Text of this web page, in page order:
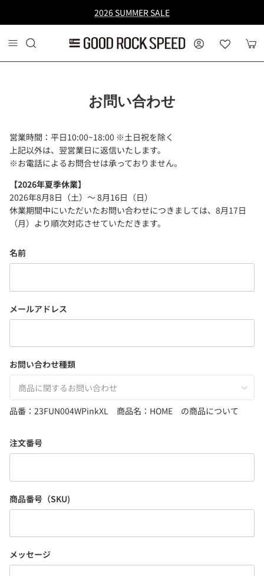
2026 SUMMER SALE
MY PAGE カ
お問い合わせ
営業時間：平日10:00~18:00 ※土日祝を除く
上記以外は、翌営業日に返信いたします。
※お電話によるお問合せは承っておりません。
【2026年夏季休業】
2026年8月8日（土）〜 8月16日（日）
休業期間中にいただいたお問い合わせにつきましては、8月17日
（月）より順次対応させていただきます。
名前
メールアドレス
お問い合わせ種類
商品に関するお問い合わせ
品番：23FUN004WPinkXL 商品名：HOME の商品について
注文番号
商品番号（SKU)
メッセージ